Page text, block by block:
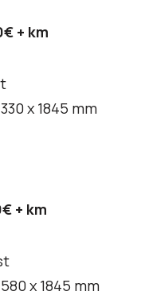
+ km
x 1845 mm
+ km
x 1845 mm